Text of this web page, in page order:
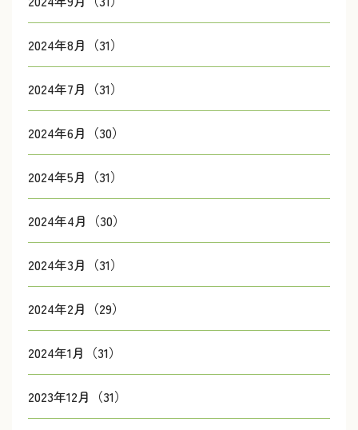
2024年8月（31）
2024年7月（31）
2024年6月（30）
2024年5月（31）
2024年4月（30）
2024年3月（31）
2024年2月（29）
2024年1月（31）
2023年12月（31）